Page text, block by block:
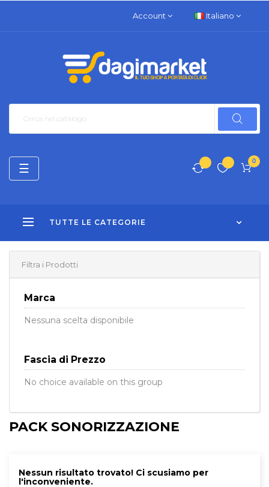
Account Italiano
0
TUTTE LE CATEGORIE
navigazione
Toggle
☰
Filtra i Prodotti
Marca
Nessuna scelta disponibile
Fascia di Prezzo
No choice available on this group
PACK SONORIZZAZIONE
Nessun risultato trovato! Ci scusiamo per
l'inconveniente.